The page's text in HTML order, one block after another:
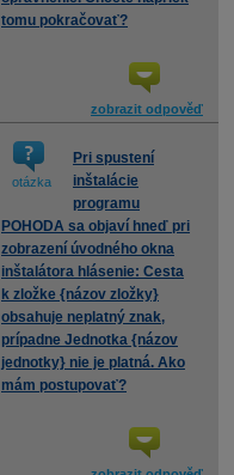
tomu pokračovať?
zobrazit odpověď
otázka
Pri spustení
inštalácie
programu
POHODA sa objaví hneď pri
zobrazení úvodného okna
inštalátora hlásenie: Cesta
k zložke {názov zložky}
obsahuje neplatný znak,
prípadne Jednotka {názov
jednotky} nie je platná. Ako
mám postupovať?